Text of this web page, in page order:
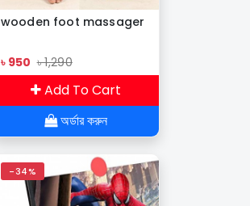
wooden foot massager
৳ 950 ৳ 1,290
Add To Cart
অর্ডার করুন
-34%